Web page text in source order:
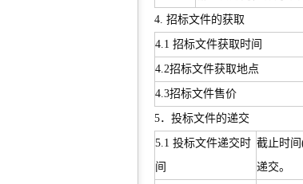
4. 招标文件的获取
4.1 招标文件获取时间
4.2招标文件获取地点
4.3招标文件售价
5．投标文件的递交
5.1 投标文件递交时
间
截止时
递交。